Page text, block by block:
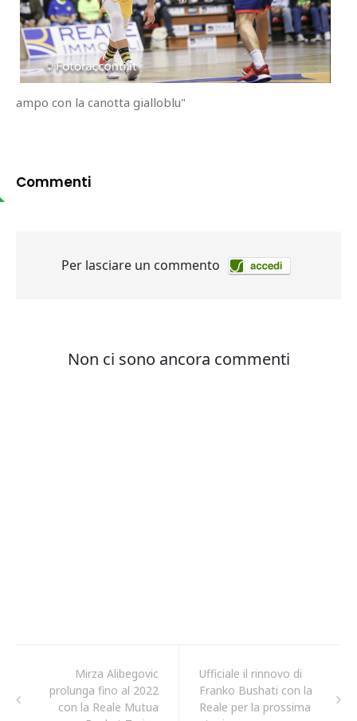
ampo con la canotta gialloblu"
Commenti
Mirza Alibegovic
prolunga fino al 2022
con la Reale Mutua
Ufficiale il rinnovo di
Franko Bushati con la
Reale per la prossima